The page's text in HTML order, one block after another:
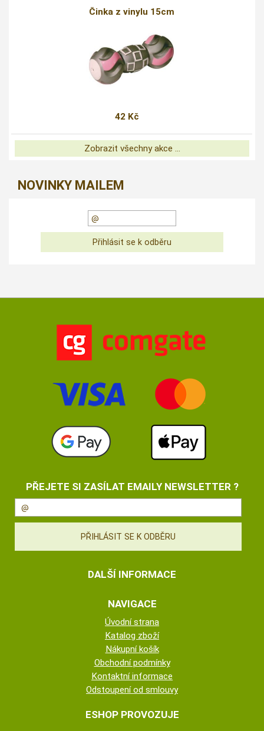
Činka z vinylu 15cm
42 Kč
Zobrazit všechny akce ...
NOVINKY MAILEM
PŘEJETE SI ZASÍLAT EMAILY NEWSLETTER ?
DALŠÍ INFORMACE
NAVIGACE
Úvodní strana
Katalog zboží
Nákupní košík
Obchodní podmínky
Kontaktní informace
Odstoupení od smlouvy
ESHOP PROVOZUJE